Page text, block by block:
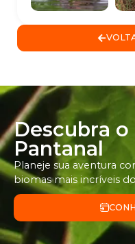
Descubra
Pantanal
Planeje sua aventura
biomas mais incríveis